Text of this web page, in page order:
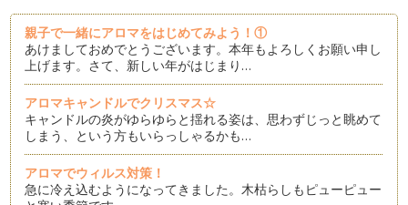
親子で一緒にアロマをはじめてみよう！①
あけましておめでとうございます。本年もよろしくお願い申し
上げます。さて、新しい年がはじまり…
アロマキャンドルでクリスマス☆
キャンドルの炎がゆらゆらと揺れる姿は、思わずじっと眺めて
しまう、という方もいらっしゃるかも…
アロマでウィルス対策！
急に冷え込むようになってきました。木枯らしもピューピュー